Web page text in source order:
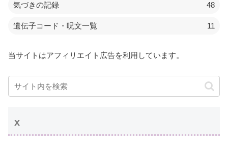
気づきの記録 48
遺伝子コード・呪文一覧 11
当サイトはアフィリエイト広告を利用しています。
x